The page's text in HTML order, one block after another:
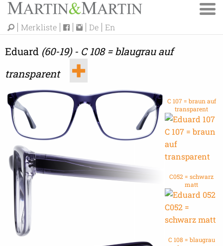
Merkliste De En
Eduard (60-19) - C 108 = blaugrau auf
transparent
C 107 = braun auf
transparent
C052 = schwarz
matt
C 108 = blaugrau